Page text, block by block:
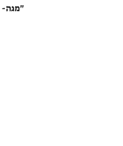
"מגה-